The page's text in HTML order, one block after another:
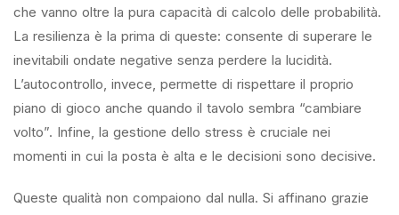
che vanno oltre la pura capacità di calcolo delle probabilità.
La resilienza è la prima di queste: consente di superare le
inevitabili ondate negative senza perdere la lucidità.
L’autocontrollo, invece, permette di rispettare il proprio
piano di gioco anche quando il tavolo sembra “cambiare
volto”. Infine, la gestione dello stress è cruciale nei
momenti in cui la posta è alta e le decisioni sono decisive.
Queste qualità non compaiono dal nulla. Si affinano grazie